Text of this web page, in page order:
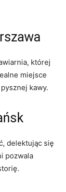
której
miejsce
kawy.
delektując się
pozwala